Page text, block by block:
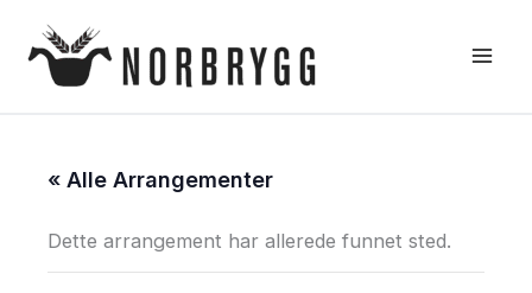
rett
« Alle Arrangementer
Dette arrangement har allerede funnet sted.